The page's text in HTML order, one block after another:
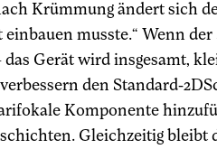
Krümmung ändert sich
musste.“ Wenn der
Gerät wird insgesamt,
den Standard-
Komponente
Gleichzeitig bleibt